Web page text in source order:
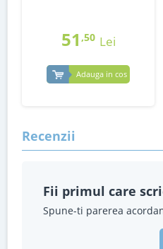
51 ,50 Lei
Adauga in cos
Recenzii
Fii primul care
Spune-ti parerea